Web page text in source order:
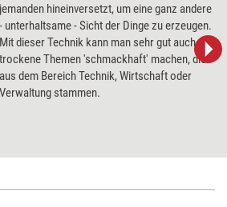
jemanden hineinversetzt, um eine ganz andere
- unterhaltsame - Sicht der Dinge zu erzeugen.
Mit dieser Technik kann man sehr gut auch
trockene Themen 'schmackhaft' machen, die
aus dem Bereich Technik, Wirtschaft oder
Verwaltung stammen.